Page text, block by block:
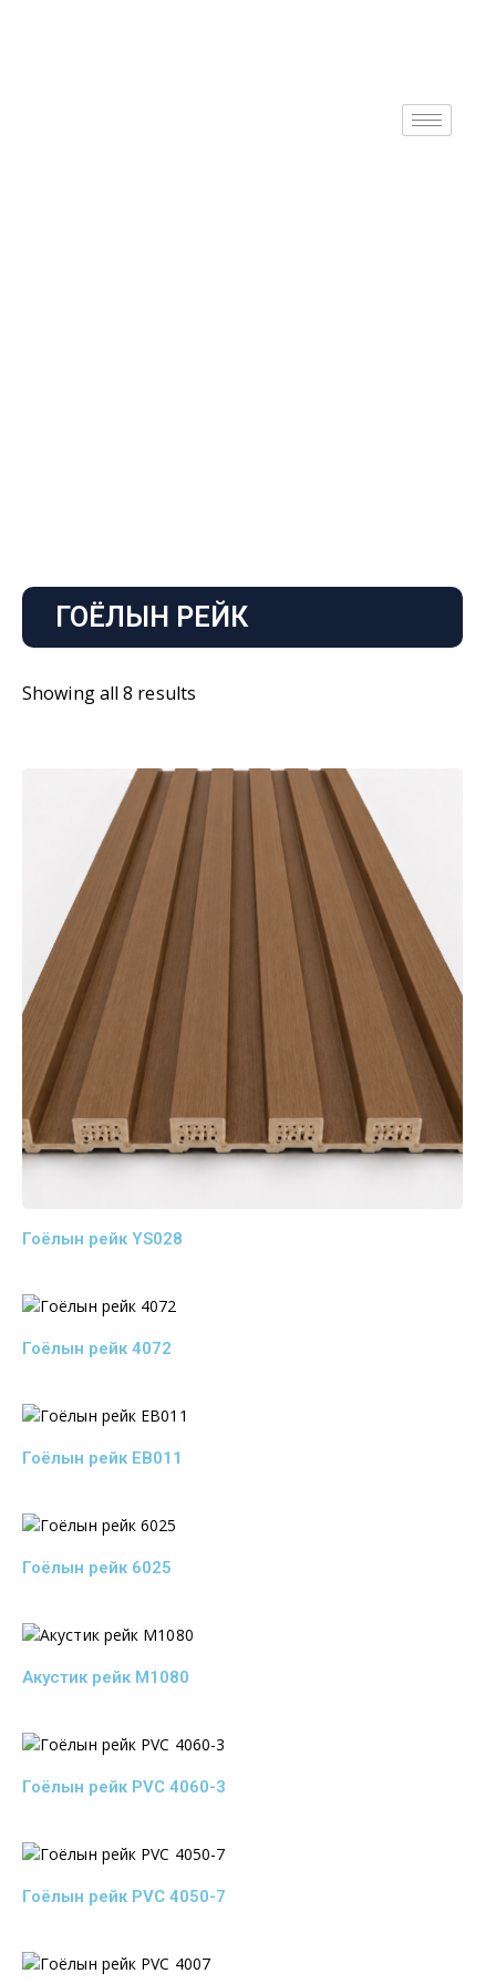
ГОЁЛЫН РЕЙК
Showing all 8 results
Гоёлын рейк YS028
Гоёлын рейк 4072
Гоёлын рейк EB011
Гоёлын рейк 6025
Акустик рейк M1080
Гоёлын рейк PVC 4060-3
Гоёлын рейк PVC 4050-7